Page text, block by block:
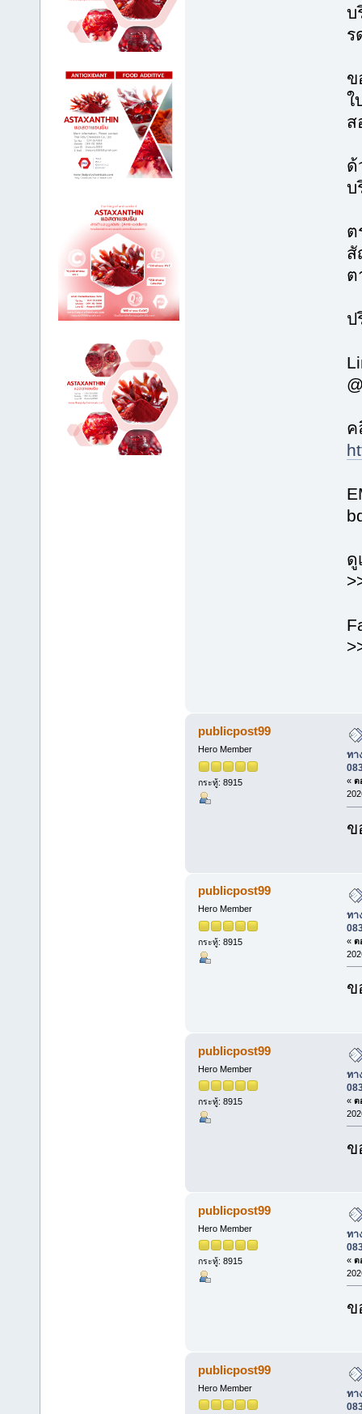
บ
ร
ข
ใ
ส
ด้
บ
ต
สั
ต
ป
ค
ดู
publicpost99
Hero Member
กระทู้: 8915
ทา
« ต
ข
publicpost99
Hero Member
กระทู้: 8915
ทา
« ต
ข
publicpost99
Hero Member
กระทู้: 8915
ทา
« ต
ข
publicpost99
Hero Member
กระทู้: 8915
ทา
« ต
ข
publicpost99
Hero Member
ทา